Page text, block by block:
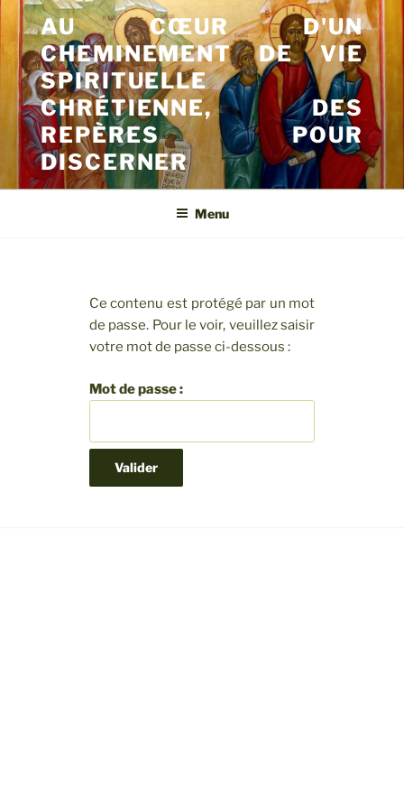
Aller
contenu
principal
AU CŒUR D'UN
CHEMINEMENT DE VIE
SPIRITUELLE
CHRÉTIENNE, DES
REPÈRES POUR
DISCERNER
Menu
Ce contenu est protégé par un mot
de passe. Pour le voir, veuillez saisir
votre mot de passe ci-dessous :
Mot de passe :